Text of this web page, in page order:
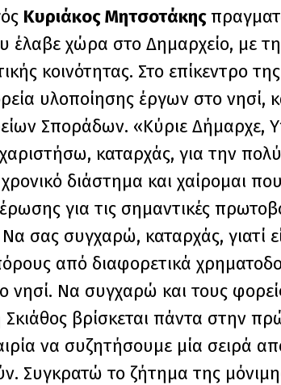
Κυριάκος Μητσοτάκης
χώρα στο Δημαρχείο, με
κοινότητας. Στο επίκεντρο
υλοποίησης έργων στο
Σποράδων. «Κύριε Δήμαρχε,
καταρχάς, για την
διάστημα και χαίρομαι
για τις σημαντικές
Να σας συγχαρώ, καταρχάς, γιατί
από διαφορετικά
νησί. Να συγχαρώ και τους
Σκιάθος βρίσκεται πάντα στην
να συζητήσουμε μία σειρά
Συγκρατώ το ζήτημα της